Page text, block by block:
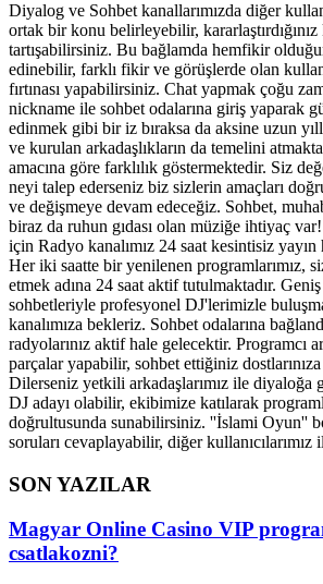
Diyalog ve Sohbet kanallarımızda diğer
ortak bir konu belirleyebilir,
tartışabilirsiniz. Bu bağlamda hemfikir
edinebilir, farklı fikir ve görüşlerde olan
fırtınası yapabilirsiniz. Chat yapmak çoğu
nickname ile sohbet odalarına giriş yaparak
edinmek gibi bir iz bıraksa da aksine uzun
ve kurulan arkadaşlıkların da temelini
amacına göre farklılık göstermektedir. Siz
neyi talep ederseniz biz sizlerin amaçları
ve değişmeye devam edeceğiz. Sohbet,
biraz da ruhun gıdası olan müziğe ihtiyaç
için Radyo kanalımız 24 saat kesintisiz yayın
Her iki saatte bir yenilenen programlarımız,
etmek adına 24 saat aktif tutulmaktadır.
sohbetleriyle profesyonel DJ'lerimizle
kanalımıza bekleriz. Sohbet odalarına
radyolarınız aktif hale gelecektir. Programcı
parçalar yapabilir, sohbet ettiğiniz
Dilerseniz yetkili arkadaşlarımız ile diyaloğa
DJ adayı olabilir, ekibimize katılarak
doğrultusunda sunabilirsiniz. ''İslami Oyun''
soruları cevaplayabilir, diğer kullanıcılarımız
SON YAZILAR
Magyar Online Casino VIP
csatlakozni?